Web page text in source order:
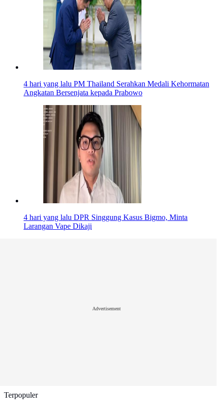
4 hari yang lalu PM Thailand Serahkan Medali Kehormatan
Angkatan Bersenjata kepada Prabowo
4 hari yang lalu DPR Singgung Kasus Bigmo, Minta
Larangan Vape Dikaji
Advertisement
Terpopuler